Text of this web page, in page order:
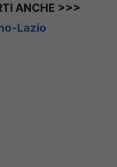
ANCHE >>>
Lazio